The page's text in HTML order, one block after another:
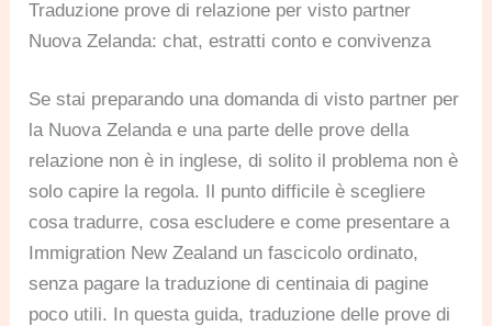
Traduzione prove di relazione per visto partner
Nuova Zelanda: chat, estratti conto e convivenza
Se stai preparando una domanda di visto partner per
la Nuova Zelanda e una parte delle prove della
relazione non è in inglese, di solito il problema non è
solo capire la regola. Il punto difficile è scegliere
cosa tradurre, cosa escludere e come presentare a
Immigration New Zealand un fascicolo ordinato,
senza pagare la traduzione di centinaia di pagine
poco utili. In questa guida, traduzione delle prove di